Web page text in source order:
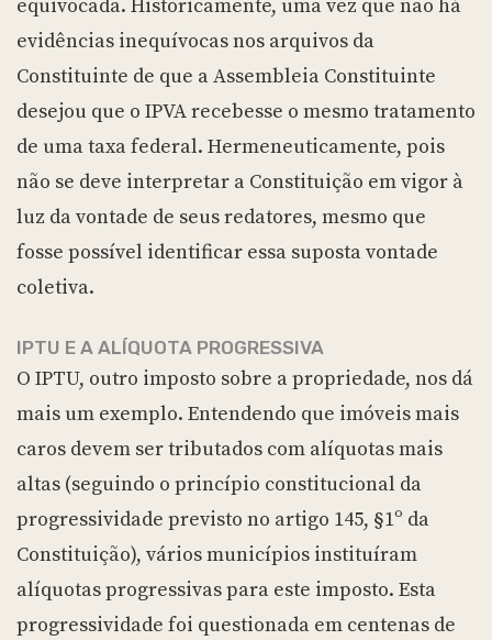
equivocada. Historicamente, uma vez que não há
evidências inequívocas nos arquivos da
Constituinte de que a Assembleia Constituinte
desejou que o IPVA recebesse o mesmo tratamento
de uma taxa federal. Hermeneuticamente, pois
não se deve interpretar a Constituição em vigor à
luz da vontade de seus redatores, mesmo que
fosse possível identificar essa suposta vontade
coletiva.
IPTU E A ALÍQUOTA PROGRESSIVA
O IPTU, outro imposto sobre a propriedade, nos dá
mais um exemplo. Entendendo que imóveis mais
caros devem ser tributados com alíquotas mais
altas (seguindo o princípio constitucional da
progressividade previsto no artigo 145, §1º da
Constituição), vários municípios instituíram
alíquotas progressivas para este imposto. Esta
progressividade foi questionada em centenas de